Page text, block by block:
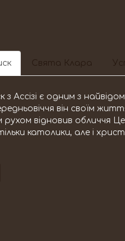
Свята Клара
Ассізі є одним з
він своїм
рухом відновив обличчя
католики, але і